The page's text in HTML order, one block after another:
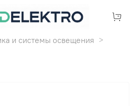
и системы освещения